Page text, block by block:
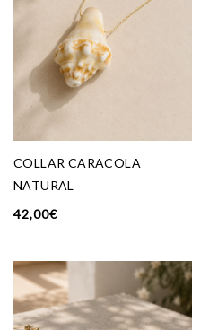
COLLAR CARACOLA
NATURAL
42,00€